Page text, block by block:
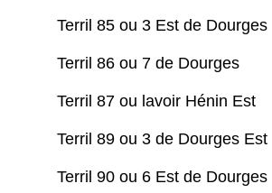
Terril 85 ou 3 Est de Dourges
Terril 86 ou 7 de Dourges
Terril 87 ou lavoir Hénin Est
Terril 89 ou 3 de Dourges Est
Terril 90 ou 6 Est de Dourges